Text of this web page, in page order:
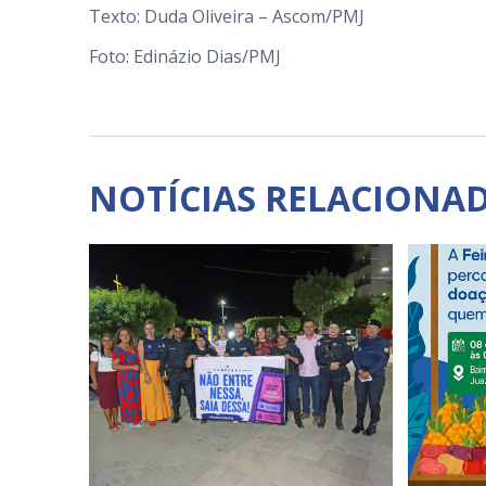
Texto: Duda Oliveira – Ascom/PMJ
Foto: Edinázio Dias/PMJ
NOTÍCIAS